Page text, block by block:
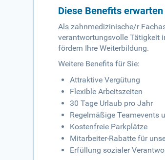
Diese Benefits
Als zahnmedizinische/r
verantwortungsvolle Tätigkeit
fördern Ihre Weiterbildung.
Weitere Benefits für Sie:
Attraktive Vergütung
Flexible Arbeitszeiten
30 Tage Urlaub pro Jahr
Regelmäßige Teamevents
Kostenfreie Parkplätze
Mitarbeiter-Rabatte für
Erfüllung sozialer